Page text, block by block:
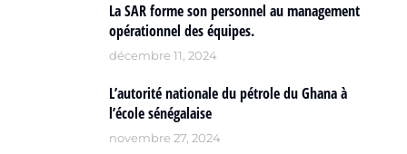
La SAR forme son personnel au management
opérationnel des équipes.
décembre 11, 2024
L’autorité nationale du pétrole du Ghana à
l’école sénégalaise
novembre 27, 2024